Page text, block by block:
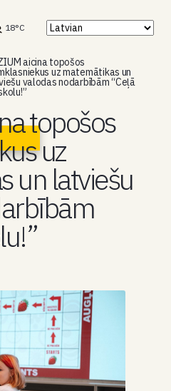
18°C
aicina topošos
uz matemātikas un
valodas nodarbībām “Ceļā
topošos
uz
un latviešu